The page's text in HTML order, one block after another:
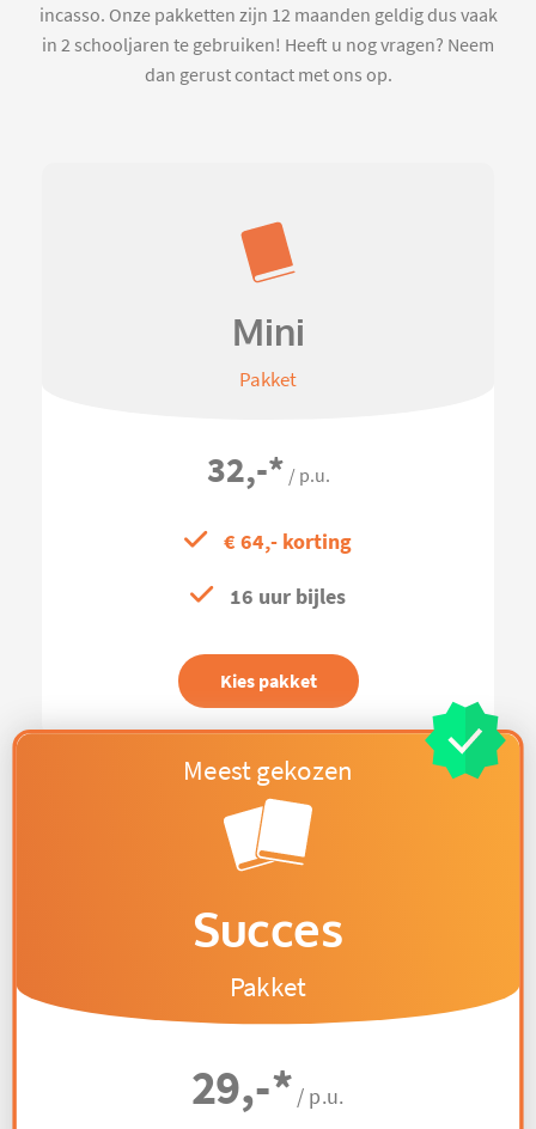
incasso. Onze pakketten zijn 12 maanden geldig dus vaak
in 2 schooljaren te gebruiken! Heeft u nog vragen? Neem
dan gerust contact met ons op.
Mini
Pakket
32,-* / p.u.
€ 64,- korting
16 uur bijles
Kies pakket
Succes
Pakket
29,-* / p.u.